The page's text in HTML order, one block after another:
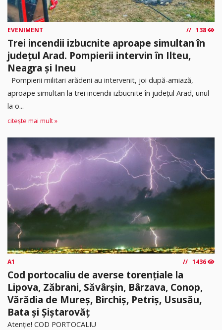
EVENIMENT 138
Trei incendii izbucnite aproape simultan în
județul Arad. Pompierii intervin în Ilteu,
Neagra și Ineu
Pompierii militari arădeni au intervenit, joi după-amiază,
aproape simultan la trei incendii izbucnite în județul Arad, unul
la o...
citește mai mult »
A1 1436
Cod portocaliu de averse torențiale la
Lipova, Zăbrani, Săvârșin, Bârzava, Conop,
Vărădia de Mureș, Birchiș, Petriș, Ususău,
Bata și Șiștarovăț
Atenție! COD PORTOCALIU